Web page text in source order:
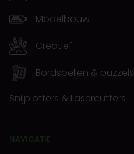
Modelbouw
Creatief
Bordspellen & puzzels
Snijplotters & Lasercutters
NAVIGATIE